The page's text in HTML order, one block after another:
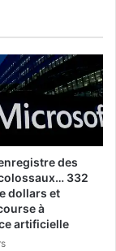
des
332
dollars et
à
artificielle